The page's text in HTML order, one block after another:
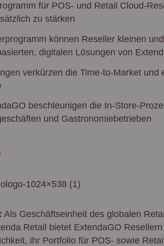
für POS- und Retail Cloud-
zu stärken
können Reseller kleinen
digitalen Lösungen von
verkürzen die Time-to-Market und
beschleunigen die In-Store-
und Gastronomiebetrieben
Als Geschäftseinheit des globalen
Retail bietet ExtendaGO
ihr Portfolio für POS- sowie